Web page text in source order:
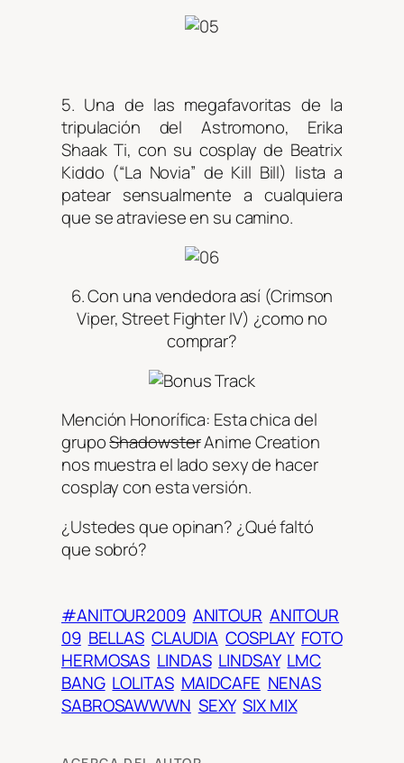
5. Una de las megafavoritas de la
tripulación del Astromono, Erika
Shaak Ti, con su cosplay de Beatrix
Kiddo (“La Novia” de Kill Bill) lista a
patear sensualmente a cualquiera
que se atraviese en su camino.
6. Con una vendedora así (Crimson
Viper, Street Fighter IV) ¿como no
comprar?
Mención Honorífica: Esta chica del
grupoShadowsterAnime Creation
nos muestra el lado sexy de hacer
cosplay con esta versión.
¿Ustedes que opinan? ¿Qué faltó
que sobró?
#ANITOUR2009 ANITOUR ANITOUR
09 BELLAS CLAUDIA COSPLAY FOTO
HERMOSAS LINDAS LINDSAY LMC
BANG LOLITAS MAIDCAFE NENAS
SABROSAWWWN SEXY SIX MIX